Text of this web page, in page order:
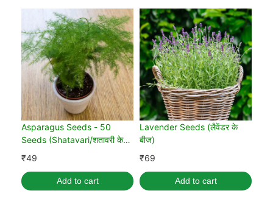
Asparagus Seeds - 50
Seeds (Shatavari/शतावरी के
बीज)
₹49
Add to cart
Lavender Seeds (लैवेंडर के
बीज)
₹69
Add to cart